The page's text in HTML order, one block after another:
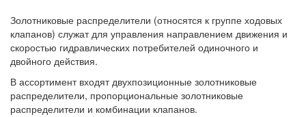
Золотниковые распределители (относятся к группе ходовых
клапанов) служат для управления направлением движения и
скоростью гидравлических потребителей одиночного и
двойного действия.
В ассортимент входят двухпозиционные золотниковые
распределители, пропорциональные золотниковые
распределители и комбинации клапанов.